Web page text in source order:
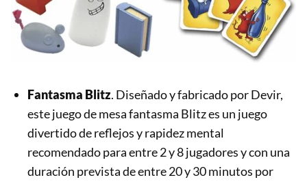
Fantasma Blitz. Diseñado y fabricado por Devir,
este juego de mesa fantasma Blitz es un juego
divertido de reflejos y rapidez mental
recomendado para entre 2 y 8 jugadores y con una
duración prevista de entre 20 y 30 minutos por